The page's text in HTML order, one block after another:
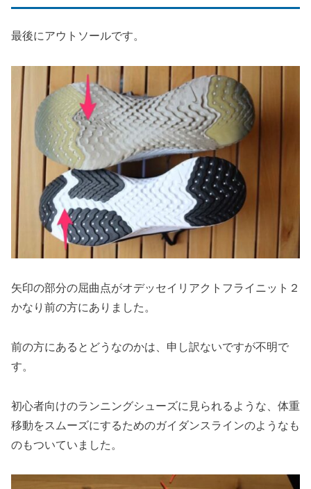
最後にアウトソールです。
矢印の部分の屈曲点がオデッセイリアクトフライニット２
かなり前の方にありました。
前の方にあるとどうなのかは、申し訳ないですが不明で
す。
初心者向けのランニングシューズに見られるような、体重
移動をスムーズにするためのガイダンスラインのようなも
のもついていました。